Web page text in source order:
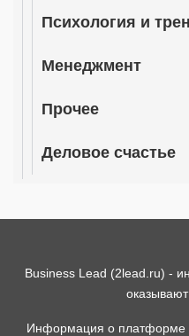
Психология и
Менеджмент
Прочее
Деловое счастье
Business Lead (2lead.ru) -
оказывают
Информация о платформе